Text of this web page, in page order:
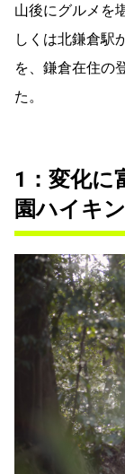
山後にグルメを
しくは北鎌倉駅
を、鎌倉在住の
た。
1：変化に
園ハイキ